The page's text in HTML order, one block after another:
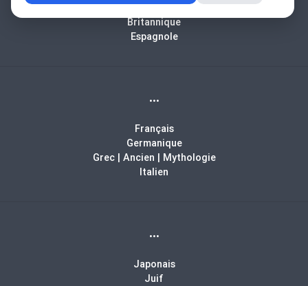
Biblique
Britannique
Espagnole
...
Français
Germanique
Grec | Ancien | Mythologie
Italien
...
Japonais
Juif